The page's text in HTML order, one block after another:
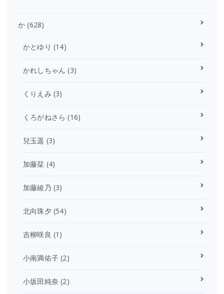
か (628)
かとゆり (14)
かれしちゃん (3)
くりえみ (3)
くろがねさら (16)
兒玉遥 (3)
加藤栞 (4)
加藤綾乃 (3)
北向珠夕 (54)
吉柳咲良 (1)
小南満佑子 (2)
小坂田純奈 (2)